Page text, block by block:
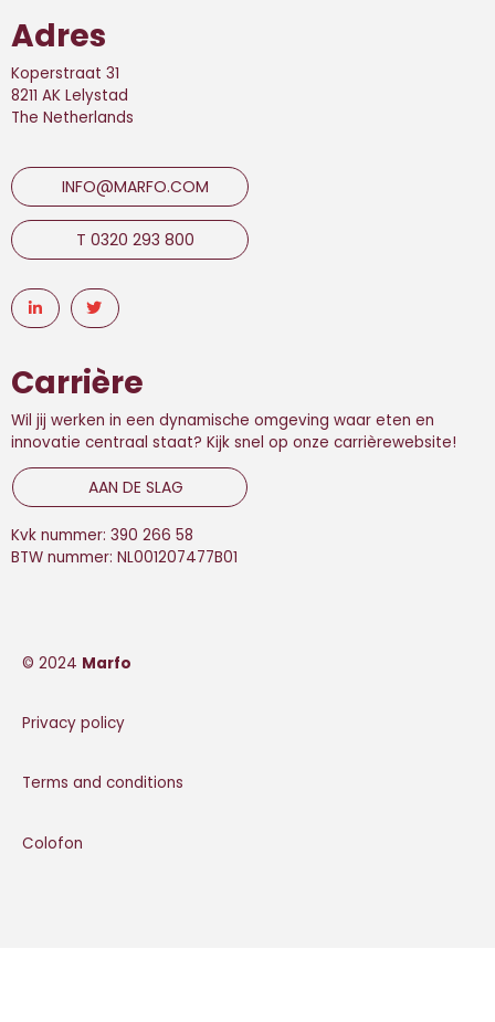
Adres
Koperstraat 31
8211 AK Lelystad
The Netherlands
INFO@MARFO.COM
T 0320 293 800
Carrière
Wil jij werken in een dynamische omgeving waar eten en
innovatie centraal staat? Kijk snel op onze carrièrewebsite!
AAN DE SLAG
Kvk nummer: 390 266 58
BTW nummer: NL001207477B01
© 2024 Marfo
Privacy policy
Terms and conditions
Colofon